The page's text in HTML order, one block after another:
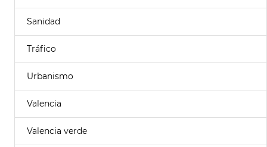
Sanidad
Tráfico
Urbanismo
Valencia
Valencia verde